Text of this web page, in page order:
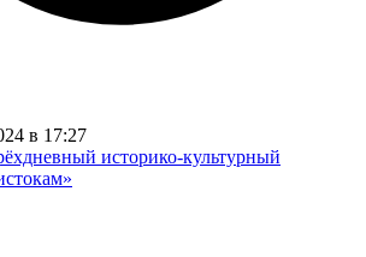
в 17:27
историко-культурный